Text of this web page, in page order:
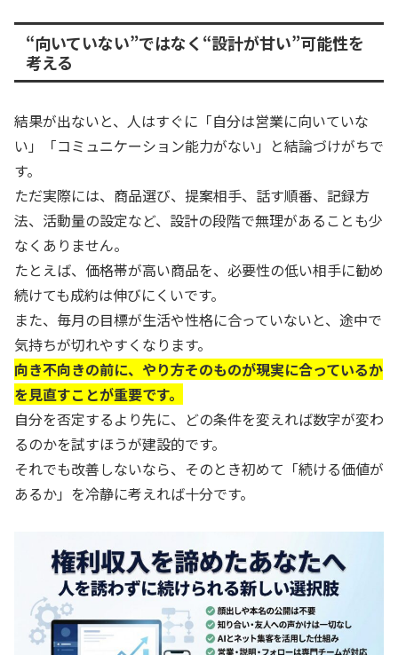
“向いていない”ではなく“設計が甘い”可能性を
考える
結果が出ないと、人はすぐに「自分は営業に向いていな
い」「コミュニケーション能力がない」と結論づけがちで
す。
ただ実際には、商品選び、提案相手、話す順番、記録方
法、活動量の設定など、設計の段階で無理があることも少
なくありません。
たとえば、価格帯が高い商品を、必要性の低い相手に勧め
続けても成約は伸びにくいです。
また、毎月の目標が生活や性格に合っていないと、途中で
気持ちが切れやすくなります。
向き不向きの前に、やり方そのものが現実に合っているか
を見直すことが重要です。
自分を否定するより先に、どの条件を変えれば数字が変わ
るのかを試すほうが建設的です。
それでも改善しないなら、そのとき初めて「続ける価値が
あるか」を冷静に考えれば十分です。